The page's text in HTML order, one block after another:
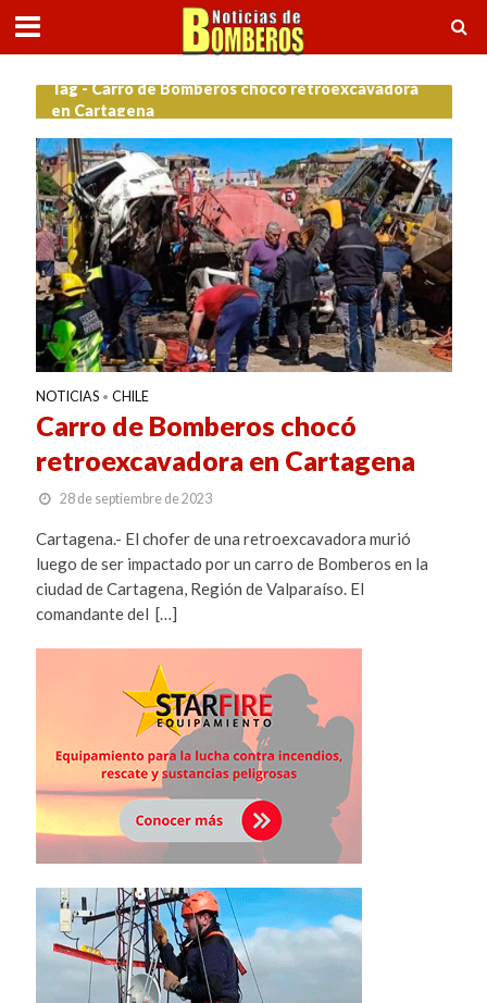
Tag - Carro de Bomberos chocó retroexcavadora
en Cartagena
NOTICIAS • CHILE
Carro de Bomberos chocó
retroexcavadora en Cartagena
28 de septiembre de 2023
Cartagena.- El chofer de una retroexcavadora murió
luego de ser impactado por un carro de Bomberos en la
ciudad de Cartagena, Región de Valparaíso. El
comandante del […]